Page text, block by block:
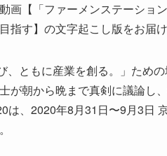
画【「ファーメンステーショ
指す】の文字起こし版をお届
、ともに産業を創る。」ため
が朝から晩まで真剣に議論し
は、2020年8月31日〜9月3日